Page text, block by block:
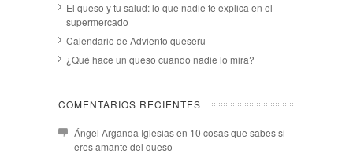
El queso y tu salud: lo que nadie te explica en el
supermercado
Calendario de Adviento queseru
¿Qué hace un queso cuando nadie lo mira?
COMENTARIOS RECIENTES
Ángel Arganda Iglesiasen 10 cosas que sabes si
eres amante del queso